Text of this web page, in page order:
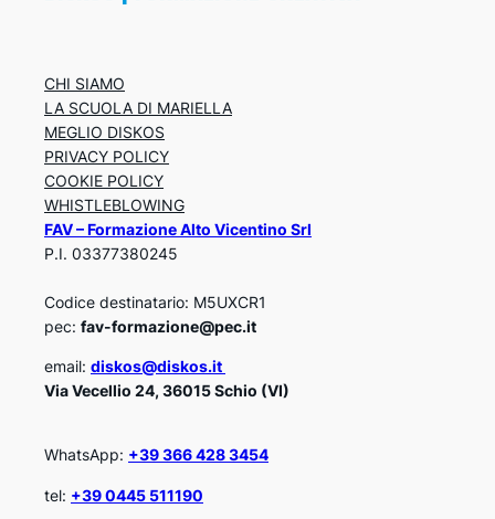
CHI SIAMO
LA SCUOLA DI MARIELLA
MEGLIO DISKOS
PRIVACY POLICY
COOKIE POLICY
WHISTLEBLOWING
FAV – Formazione Alto Vicentino Srl
P.I. 03377380245
Codice destinatario: M5UXCR1
pec: fav-formazione@pec.it
email: diskos@diskos.it
Via Vecellio 24, 36015 Schio (VI)
WhatsApp: +39 366 428 3454
tel: +39 0445 511190